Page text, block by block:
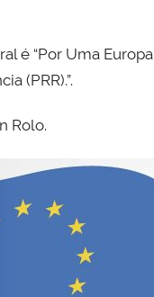
é “Por Uma Europa
(PRR).”.
Rolo.